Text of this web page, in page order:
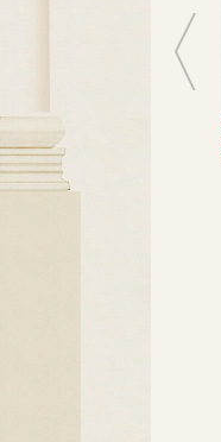
искусств
Николай Максимов